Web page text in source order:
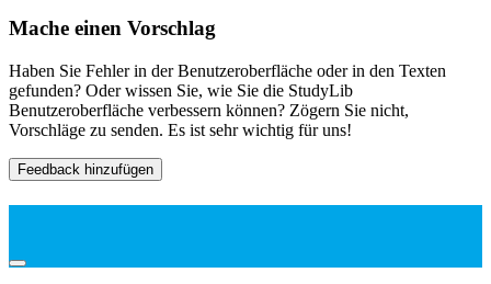
Mache einen Vorschlag
Haben Sie Fehler in der Benutzeroberfläche oder in den Texten
gefunden? Oder wissen Sie, wie Sie die StudyLib
Benutzeroberfläche verbessern können? Zögern Sie nicht,
Vorschläge zu senden. Es ist sehr wichtig für uns!
Feedback hinzufügen